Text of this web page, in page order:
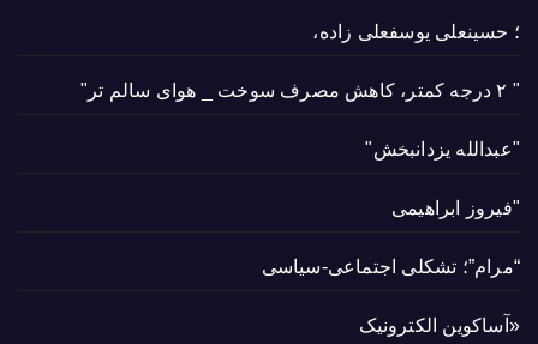
؛ حسینعلی یوسفعلی زاده،
" ۲ درجه کمتر، کاهش مصرف سوخت _ هوای سالم تر"
"عبدالله یزدانبخش"
"فیروز ابراهیمی
“مرام”؛ تشکلی اجتماعی-سیاسی
«آساکوین الکترونیک